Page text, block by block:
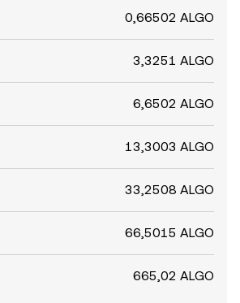
0,66502 ALGO
3,3251 ALGO
6,6502 ALGO
13,3003 ALGO
33,2508 ALGO
66,5015 ALGO
665,02 ALGO